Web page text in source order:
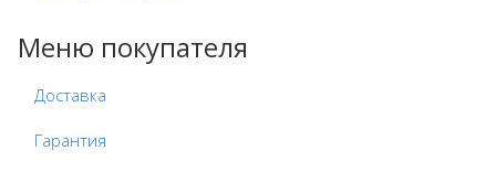
Меню покупателя
Доставка
Гарантия